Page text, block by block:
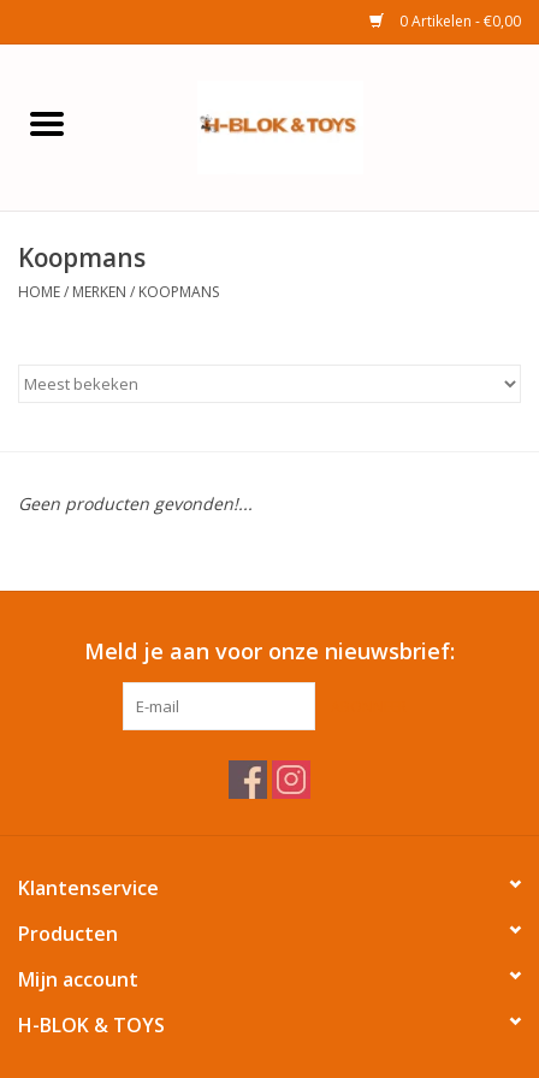
0 Artikelen - €0,00
Home
Huishouden
Tuinafdeling
Seizoenenartikelen
Reizen
Feestartikelen
OUTLET
KAARTEN
Koopmans
HOME/ MERKEN / KOOPMANS
Geen producten gevonden!...
Meld je aan voor onze nieuwsbrief:
Klantenservice
Producten
Mijn account
H-BLOK & TOYS